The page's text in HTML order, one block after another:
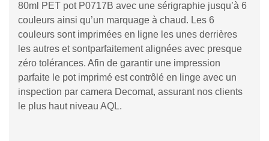
80ml PET pot P0717B avec une sérigraphie jusqu’à 6
couleurs ainsi qu’un marquage à chaud. Les 6
couleurs sont imprimées en ligne les unes derrières
les autres et sontparfaitement alignées avec presque
zéro tolérances. Afin de garantir une impression
parfaite le pot imprimé est contrôlé en linge avec un
inspection par camera Decomat, assurant nos clients
le plus haut niveau AQL.